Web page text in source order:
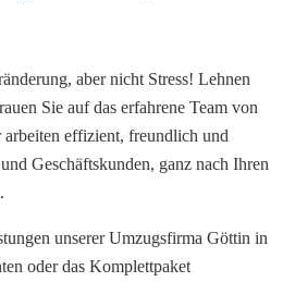
aber nicht Stress! Lehnen
Sie auf das erfahrene Team von
effizient, freundlich und
Geschäftskunden, ganz nach Ihren
unserer Umzugsfirma Göttin in
oder das Komplettpaket